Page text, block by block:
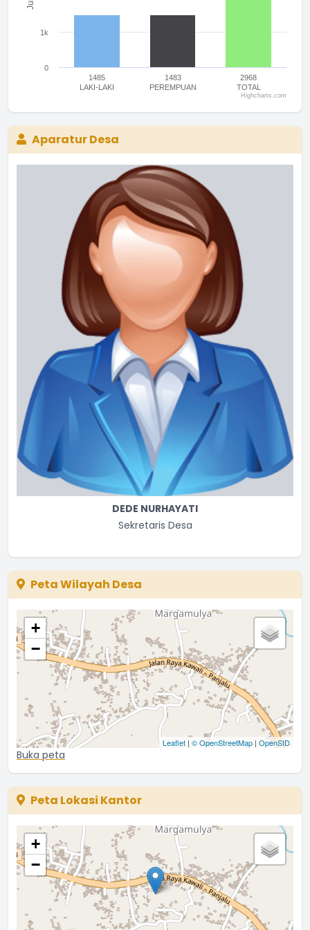
1485
LAKI-LAKI
1483
PEREMPUAN
2968
TOTAL
0
1k
Highcharts.com
Aparatur Desa
DEDE NURHAYATI
Sekretaris Desa
Peta Wilayah Desa
+
−
Leaflet | © OpenStreetMap | OpenSID
Buka peta
Peta Lokasi Kantor
+
−